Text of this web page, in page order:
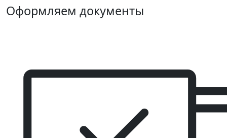
Оформляем документы